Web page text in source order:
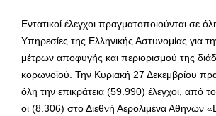
Εντατικοί έλεγχοι πραγματοποιούνται σε
Υπηρεσίες της Ελληνικής Αστυνομίας για
μέτρων αποφυγής και περιορισμού της
κορωνοϊού. Την Κυριακή 27 Δεκεμβρίου
όλη την επικράτεια (59.990) έλεγχοι, από
οι (8.306) στο Διεθνή Αερολιμένα Αθηνών